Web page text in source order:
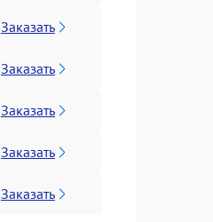
Заказать
Заказать
Заказать
Заказать
Заказать